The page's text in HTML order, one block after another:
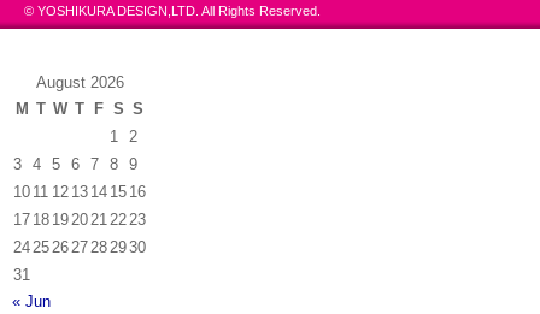
© YOSHIKURA DESIGN,LTD. All Rights Reserved.
August 2026
M T W T F S S
1
2
3
4 5 6 7 8
9
10 11 12 13 14 15 16
17 18 19 20 21 22 23
24 25 26 27 28 2930
31
« Jun